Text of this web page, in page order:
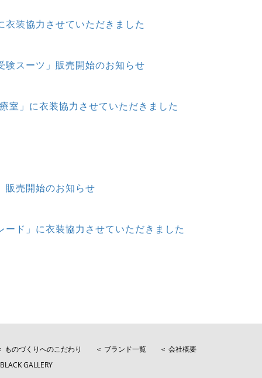
装協力させていただきました
験スーツ」販売開始のお知らせ
」に衣装協力させていただきました
販売開始のお知らせ
ド」に衣装協力させていただきました
ものづくりへのこだわり ＜ ブランド一覧
＜ 会社概要
GALLERY